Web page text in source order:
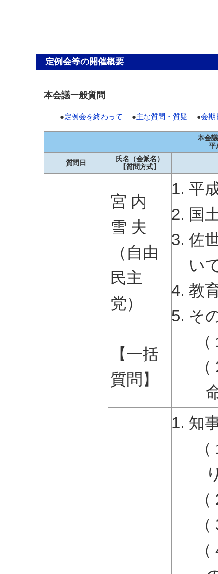
定例会等の開催概要
本会議一般質問
●定例会を終わって ●主な質問・質疑 ●会期
本会
平
質問日
氏名（会派名）
【質問方式】
宮 内
雪 夫
（自由
民主
党）
【一括
質問】
平
国
佐
い
教
そ
知